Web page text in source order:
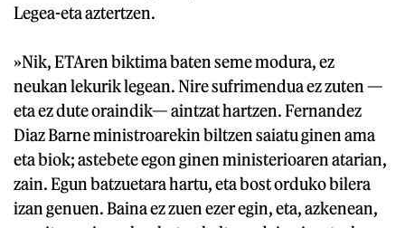
Legea-eta aztertzen.
»Nik, ETAren biktima baten seme modura, ez
neukan lekurik legean. Nire sufrimendua ez zuten —
eta ez dute oraindik— aintzat hartzen. Fernandez
Diaz Barne ministroarekin biltzen saiatu ginen ama
eta biok; astebete egon ginen ministerioaren atarian,
zain. Egun batzuetara hartu, eta bost orduko bilera
izan genuen. Baina ez zuen ezer egin, eta, azkenean,